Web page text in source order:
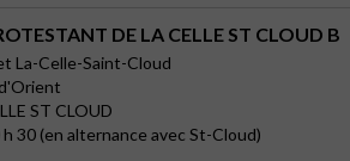
DE LA CELLE ST CLOUD B
La-Celle-Saint-Cloud
ST CLOUD
h 30 (en alternance avec St-Cloud)